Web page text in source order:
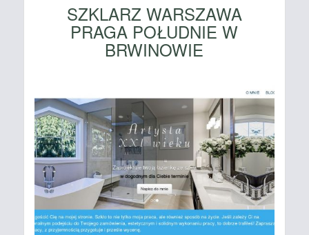
SZKLARZ WARSZAWA
PRAGA POŁUDNIE W
BRWINOWIE